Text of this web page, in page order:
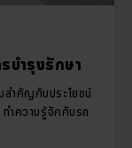
บำรุงรักษา
ำคัญกับประโยชน์
ำความรู้จักกับรถ